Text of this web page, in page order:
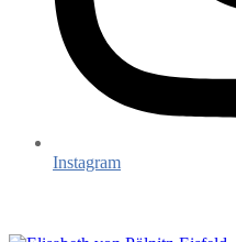
Instagram